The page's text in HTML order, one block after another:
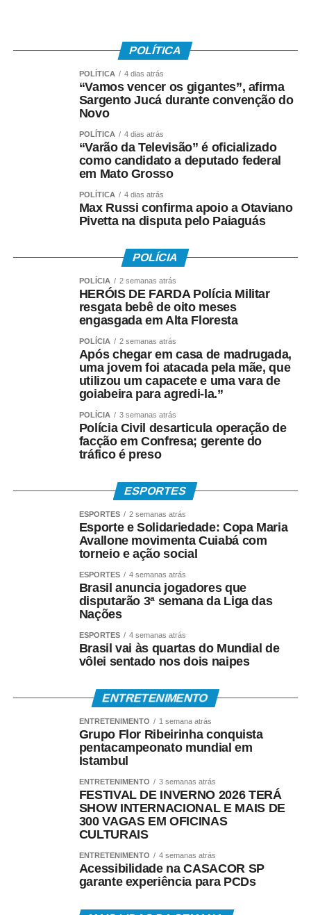
POLÍTICA
POLÍTICA 4 dias atrás
“Vamos vencer os gigantes”, afirma
Sargento Jucá durante convenção do
Novo
POLÍTICA 4 dias atrás
“Varão da Televisão” é oficializado
como candidato a deputado federal
em Mato Grosso
POLÍTICA 4 dias atrás
Max Russi confirma apoio a Otaviano
Pivetta na disputa pelo Paiaguás
POLÍCIA
POLÍCIA 2 semanas atrás
HERÓIS DE FARDA Polícia Militar
resgata bebê de oito meses
engasgada em Alta Floresta
POLÍCIA 2 semanas atrás
Após chegar em casa de madrugada,
uma jovem foi atacada pela mãe, que
utilizou um capacete e uma vara de
goiabeira para agredi-la.”
POLÍCIA 3 semanas atrás
Polícia Civil desarticula operação de
facção em Confresa; gerente do
tráfico é preso
ESPORTES
ESPORTES 2 semanas atrás
Esporte e Solidariedade: Copa Maria
Avallone movimenta Cuiabá com
torneio e ação social
ESPORTES 4 semanas atrás
Brasil anuncia jogadores que
disputarão 3ª semana da Liga das
Nações
ESPORTES 4 semanas atrás
Brasil vai às quartas do Mundial de
vôlei sentado nos dois naipes
ENTRETENIMENTO
ENTRETENIMENTO 1 semana atrás
Grupo Flor Ribeirinha conquista
pentacampeonato mundial em
Istambul
ENTRETENIMENTO 3 semanas atrás
FESTIVAL DE INVERNO 2026 TERÁ
SHOW INTERNACIONAL E MAIS DE
300 VAGAS EM OFICINAS
CULTURAIS
ENTRETENIMENTO 4 semanas atrás
Acessibilidade na CASACOR SP
garante experiência para PCDs